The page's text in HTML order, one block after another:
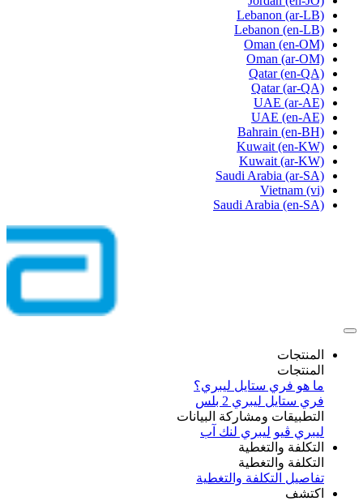
Lebanon (ar-LB)
Lebanon (en-LB)
Oman (en-OM)
Oman (ar-OM)
Qatar (en-QA)
Qatar (ar-QA)
UAE (ar-AE)
UAE (en-AE)
Bahrain (en-BH)
Kuwait (en-KW)
Kuwait (ar-KW)
Saudi Arabia (ar-SA)
Vietnam (vi)
Saudi Arabia (en-SA)
المنتجات
المنتجات
ما هو فري ستايل ليبري؟
فري ستايل ليبري 2 بلس​
التطبيقات ومشاركة البيانات
ليبري ڤيو ليبري لنك آب
التكلفة والتغطية
التكلفة والتغطية
تفاصيل التكلفة والتغطية
اكتشف​